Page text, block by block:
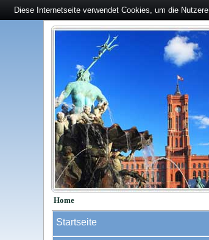
Home
Startseite
Diese Internetseite verwendet Cookies, um die